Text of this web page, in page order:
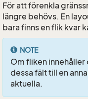
För att förenkla
längre behövs. En
bara finns en flik kvar
NOTE
Om fliken
dessa fält till en
aktuella.